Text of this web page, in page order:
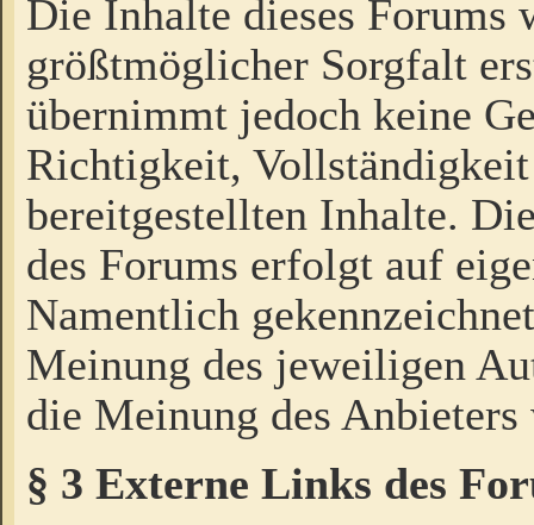
Die Inhalte dieses Forums
größtmöglicher Sorgfalt
übernimmt jedoch keine
Richtigkeit,
bereitgestellten Inhalte.
des Forums erfolgt auf
Namentlich
Meinung des jeweiligen
die Meinung des Anbieters
§ 3 Externe Links des